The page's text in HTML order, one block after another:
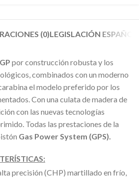
(0)LEGISLACIÓN
por construcción robusta y los
combinados con un moderno
el modelo preferido por los
Con una culata de madera de
con las nuevas tecnologías
Todas las prestaciones de la
Gas Power System (GPS).
precisión (CHP) martillado en frío,